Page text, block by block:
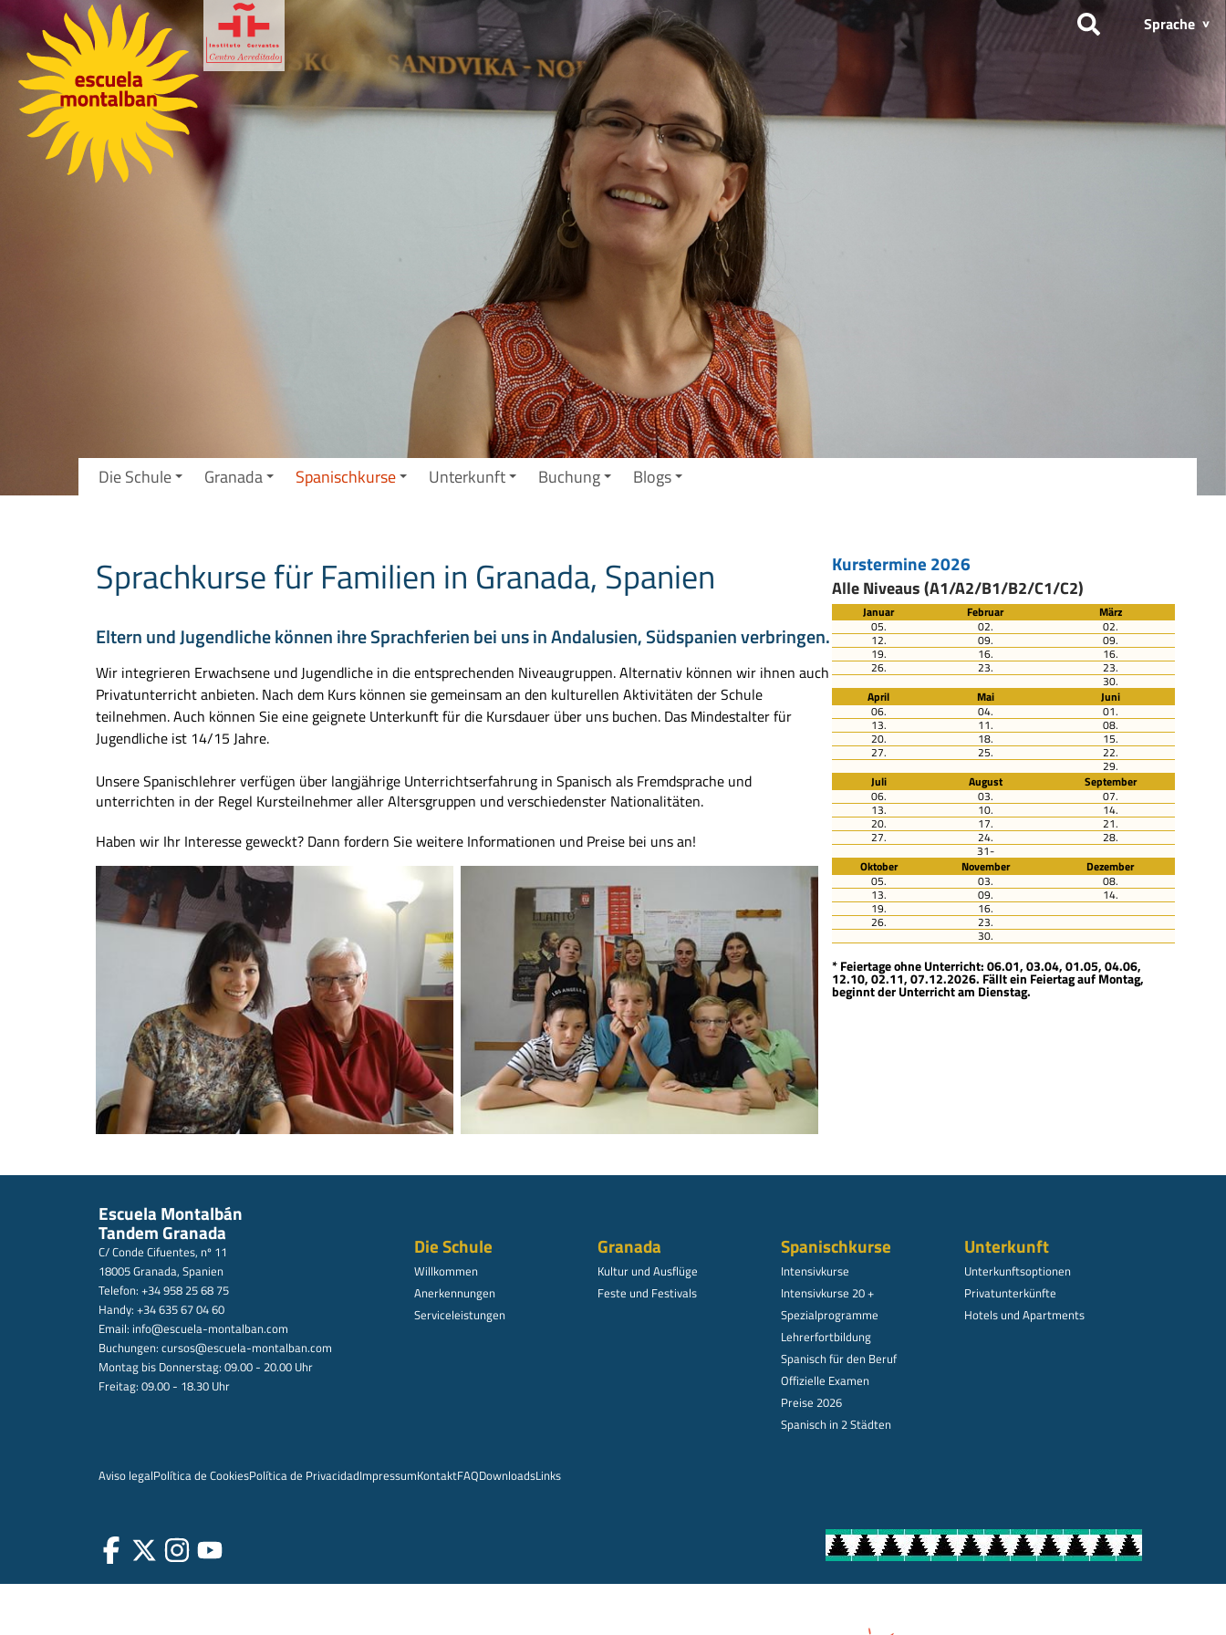
Sprache
Die Schule Granada Spanischkurse Unterkunft Buchung Blogs
Sprachkurse für Familien in Granada, Spanien
Eltern und Jugendliche können ihre Sprachferien bei uns in Andalusien, Südspanien verbringen.
Wir integrieren Erwachsene und Jugendliche in die entsprechenden Niveaugruppen. Alternativ können wir ihnen auch
Privatunterricht anbieten. Nach dem Kurs können sie gemeinsam an den kulturellen Aktivitäten der Schule
teilnehmen. Auch können Sie eine geignete Unterkunft für die Kursdauer über uns buchen. Das Mindestalter für
Jugendliche ist 14/15 Jahre.
Unsere Spanischlehrer verfügen über langjährige Unterrichtserfahrung in Spanisch als Fremdsprache und
unterrichten in der Regel Kursteilnehmer aller Altersgruppen und verschiedenster Nationalitäten.
Haben wir Ihr Interesse geweckt? Dann fordern Sie weitere Informationen und Preise bei uns an!
Kurstermine 2026
Alle Niveaus (A1/A2/B1/B2/C1/C2)
Januar Februar
März
05.
02. 02.
12. 09. 09.
19. 16. 16.
26. 23. 23.
30.
April
Mai
Juni
06.
04. 01.
13. 11. 08.
20. 18. 15.
27. 25. 22.
29.
Juli
August
September
06.
03. 07.
13. 10. 14.
20. 17. 21.
27. 24. 28.
31-
Oktober
November
Dezember
05.
03. 08.
13. 09. 14.
19. 16.
26. 23.
30.
* Feiertage ohne Unterricht: 06.01, 03.04, 01.05, 04.06,
12.10, 02.11, 07.12.2026. Fällt ein Feiertag auf Montag,
beginnt der Unterricht am Dienstag.
Escuela Montalbán
Tandem Granada
C/ Conde Cifuentes, nº 11
18005 Granada, Spanien
Telefon: +34 958 25 68 75
Handy: +34 635 67 04 60
Email: info@escuela-montalban.com
Buchungen: cursos@escuela-montalban.com
Montag bis Donnerstag: 09.00 - 20.00 Uhr
Freitag: 09.00 - 18.30 Uhr
Die Schule
Willkommen
Anerkennungen
Serviceleistungen
Granada
Kultur und Ausflüge
Feste und Festivals
Spanischkurse
Intensivkurse
Intensivkurse 20 +
Spezialprogramme
Lehrerfortbildung
Spanisch für den Beruf
Offizielle Examen
Preise 2026
Spanisch in 2 Städten
Unterkunft
Unterkunftsoptionen
Privatunterkünfte
Hotels und Apartments
Aviso legalPolítica de CookiesPolítica de PrivacidadImpressumKontaktFAQDownloadsLinks